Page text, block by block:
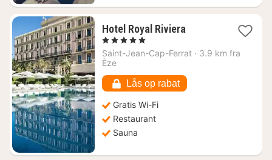
Hotel Royal Riviera1
fra
, 5 Stjerner
Saint-Jean-Cap-Ferrat · 3.9 km fra
Èze
Lås op rabat
Gratis Wi-Fi
Restaurant
Sauna